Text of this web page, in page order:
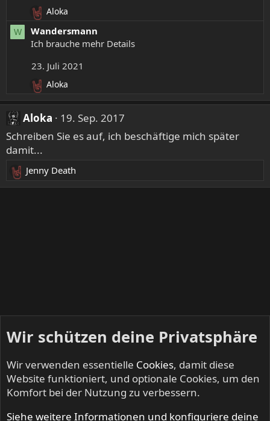
o
e
n
R
e
a
k
t
o
e
n
Aloka
W
Wandersmann
Ich brauche mehr Details
23. Juli 2021
R
e
a
k
t
i
n
Aloka
Aloka
19. Sep. 2017
Schreiben Sie es auf, ich beschäftige mich später
damit...
R
e
Jenny Death
Wir schützen deine Privatsphäre
Wir verwenden essentielle Cookies, damit diese
Website funktioniert, und optionale Cookies, um den
Komfort bei der Nutzung zu verbessern.
Siehe weitere Informationen und konfiguriere deine